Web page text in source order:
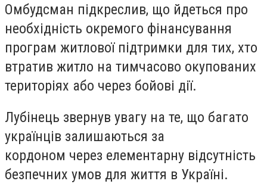
Омбудсман підкреслив, що йдеться про
необхідність окремого фінансування
програм житлової підтримки для тих, хто
втратив житло на тимчасово окупованих
територіях або через бойові дії.
Лубінець звернув увагу на те, що багато
українців залишаються за
кордоном через елементарну відсутність
безпечних умов для життя в Україні.